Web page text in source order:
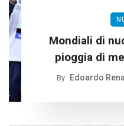
Mondiali di
pioggia di
By Edoardo